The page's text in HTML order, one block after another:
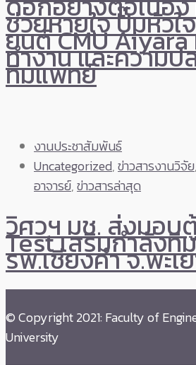
ช่วยหายใจ ปั๊มหัวใ
ยนต์ CMU
ทำงาน และความ
ทีมแพทย์
งานประชาสัมพันธ์
Uncategorized,ข่าวสารงานวิจัย,
อาจารย์,ข่าวสารล่าสุด
วิศวฯ มช. ส่งมอบ
Test เสริมกำลัง
รพ.เชียงคำ จ.พะเ
© Copyright 2021: Faculty of
University